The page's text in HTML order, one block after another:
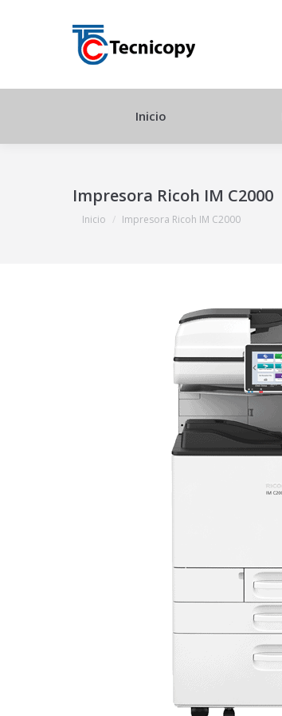
Inicio
Impresora Ricoh IM C2000
Estás aquí:
Inicio Impresora Ricoh IM C2000